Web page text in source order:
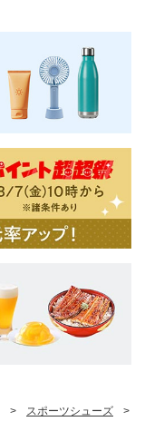
> スポーツシューズ
>